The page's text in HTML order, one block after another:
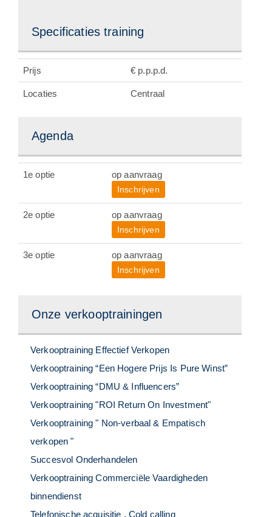
Specificaties training
Prijs € p.p.p.d.
Locaties Centraal
Agenda
1e optie op aanvraag
Inschrijven
2e optie op aanvraag
Inschrijven
3e optie op aanvraag
Inschrijven
Onze verkooptrainingen
Verkooptraining Effectief Verkopen
Verkooptraining “Een Hogere Prijs Is Pure Winst”
Verkooptraining “DMU & Influencers”
Verkooptraining "ROI Return On Investment"
Verkooptraining " Non-verbaal & Empatisch
verkopen "
Succesvol Onderhandelen
Verkooptraining Commerciële Vaardigheden
binnendienst
Telefonische acquisitie , Cold calling